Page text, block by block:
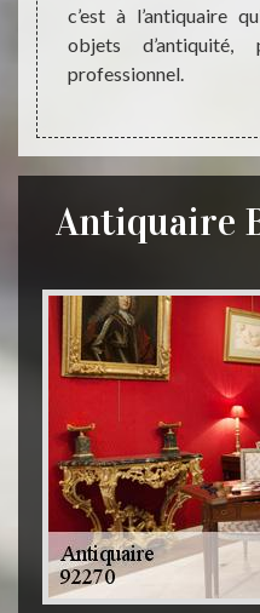
c’est à l’antiquaire
objets
professionnel.
Antiquaire